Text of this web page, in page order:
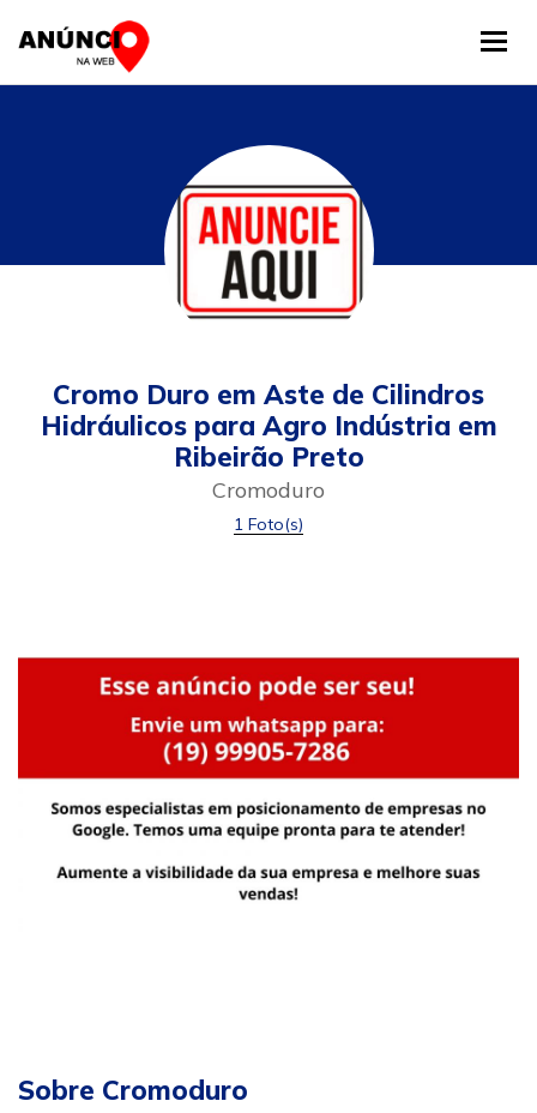
Cromo Duro em Aste de Cilindros
Hidráulicos para Agro Indústria em
Ribeirão Preto
Cromoduro
1 Foto(s)
Sobre Cromoduro